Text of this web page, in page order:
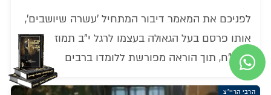
לפניכם את המאמר דיבור המתחיל 'עשרה שיושבים',
אותו פרסם בעל הגאולה בעצמו לרגל י"ב תמוז
תרפ"ח, תוך הוראה מפורשת ללומדו ברבים
הרבי הריי"צ